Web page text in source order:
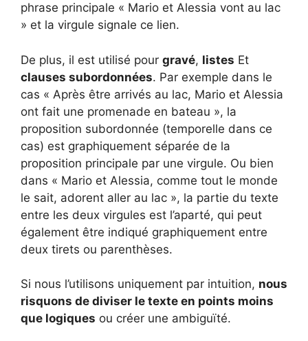
phrase principale « Mario et Alessia vont au lac
» et la virgule signale ce lien.
De plus, il est utilisé pour gravé, listes Et
clauses subordonnées. Par exemple dans le
cas « Après être arrivés au lac, Mario et Alessia
ont fait une promenade en bateau », la
proposition subordonnée (temporelle dans ce
cas) est graphiquement séparée de la
proposition principale par une virgule. Ou bien
dans « Mario et Alessia, comme tout le monde
le sait, adorent aller au lac », la partie du texte
entre les deux virgules est l’aparté, qui peut
également être indiqué graphiquement entre
deux tirets ou parenthèses.
Si nous l’utilisons uniquement par intuition, nous
risquons de diviser le texte en points moins
que logiques ou créer une ambiguïté.